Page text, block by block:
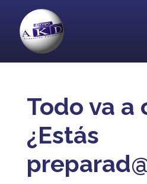
contenido
principal
Todo va a
¿Estás